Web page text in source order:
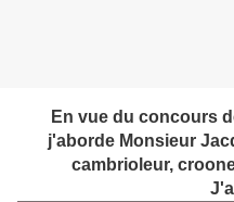
En vue du concours
j'aborde Monsieur
cambrioleur,